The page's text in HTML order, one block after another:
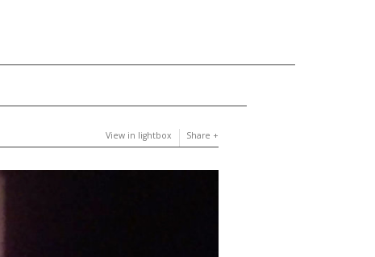
View in lightbox Share